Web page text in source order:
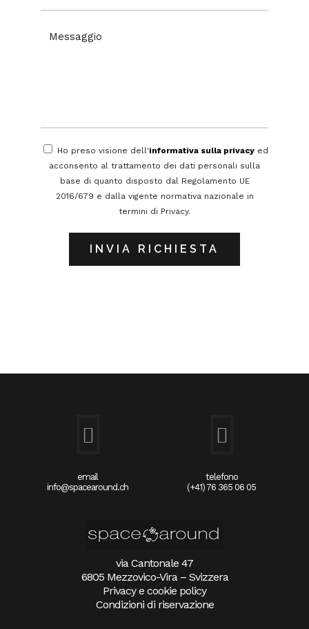
Ho preso visione dell'informativa sulla privacy ed
acconsento al trattamento dei dati personali sulla
base di quanto disposto dal Regolamento UE
2016/679 e dalla vigente normativa nazionale in
termini di Privacy.
email
info@spacearound.ch
telefono
(+41) 76 365 06 05
via Cantonale 47
6805 Mezzovico-Vira – Svizzera
Privacy e cookie policy
Condizioni di riservazione